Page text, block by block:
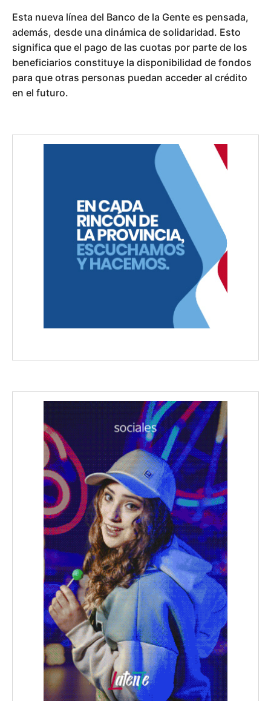
Esta nueva línea del Banco de la Gente es pensada,
además, desde una dinámica de solidaridad. Esto
significa que el pago de las cuotas por parte de los
beneficiarios constituye la disponibilidad de fondos
para que otras personas puedan acceder al crédito
en el futuro.